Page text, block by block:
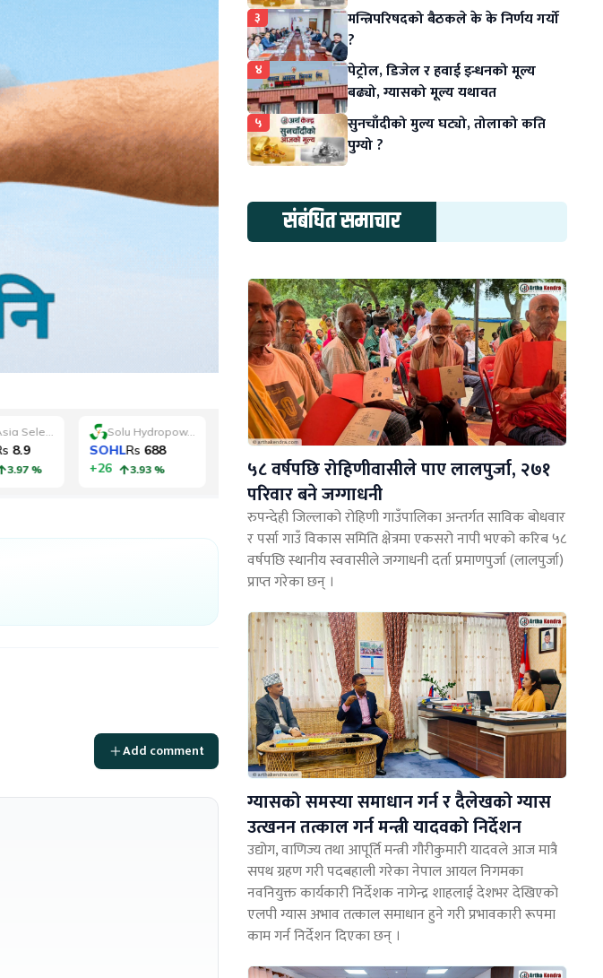
Add comment
३
मन्त्रिपरिषदको बैठकले के के निर्णय गर्यो
?
४
पेट्रोल, डिजेल र हवाई इन्धनको मूल्य
बढ्यो, ग्यासको मूल्य यथावत
५
सुनचाँदीको मुल्य घट्यो, तोलाको कति
पुग्यो ?
संबंधित समाचार
५८ वर्षपछि रोहिणीवासीले पाए लालपुर्जा, २७१
परिवार बने जग्गाधनी
रुपन्देही जिल्लाको रोहिणी गाउँपालिका अन्तर्गत साविक बोधवार
र पर्सा गाउँ विकास समिति क्षेत्रमा एकसरो नापी भएको करिब ५८
वर्षपछि स्थानीय स्ववासीले जग्गाधनी दर्ता प्रमाणपुर्जा (लालपुर्जा)
प्राप्त गरेका छन् ।
ग्यासको समस्या समाधान गर्न र दैलेखको ग्यास
उत्खनन तत्काल गर्न मन्त्री यादवको निर्देशन
उद्योग, वाणिज्य तथा आपूर्ति मन्त्री गौरीकुमारी यादवले आज मात्रै
सपथ ग्रहण गरी पदबहाली गरेका नेपाल आयल निगमका
नवनियुक्त कार्यकारी निर्देशक नागेन्द्र शाहलाई देशभर देखिएको
एलपी ग्यास अभाव तत्काल समाधान हुने गरी प्रभावकारी रूपमा
काम गर्न निर्देशन दिएका छन् ।